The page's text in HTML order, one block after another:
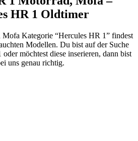
HR 1 Oldtimer
Kategorie “Hercules HR 1” findest
Modellen. Du bist auf der Suche
möchtest diese inserieren, dann bist
uns genau richtig.